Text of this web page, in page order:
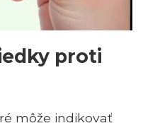
proti
môže indikovať